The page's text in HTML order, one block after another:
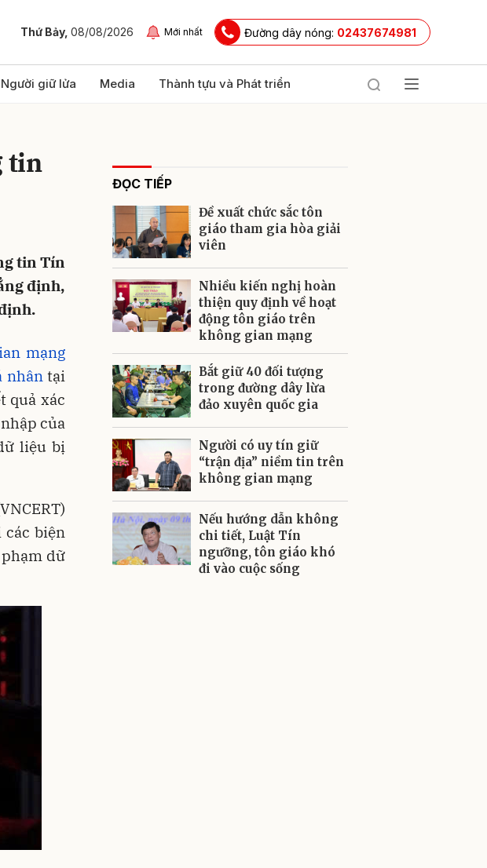
Thứ Bảy, 08/08/2026 Mới nhất Đường dây nóng: 02437674981
Người giữ lửa Media Thành tựu và Phát triển
tin
tin Tín
định,
mạng
nhân tại
quả xác
của
liệu bị
biện
dữ
ĐỌC TIẾP
Đề xuất chức sắc tôn
giáo tham gia hòa giải
viên
Nhiều kiến nghị hoàn
thiện quy định về hoạt
động tôn giáo trên
không gian mạng
Bắt giữ 40 đối tượng
trong đường dây lừa
đảo xuyên quốc gia
Người có uy tín giữ
“trận địa” niềm tin trên
không gian mạng
Nếu hướng dẫn không
chi tiết, Luật Tín
ngưỡng, tôn giáo khó
đi vào cuộc sống
Hủy Gửi